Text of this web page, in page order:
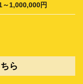
～1,000,000円
ら